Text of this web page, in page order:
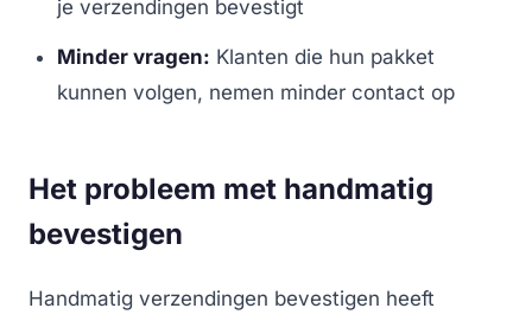
je verzendingen bevestigt
Minder vragen: Klanten die hun pakket
kunnen volgen, nemen minder contact op
Het probleem met handmatig
bevestigen
Handmatig verzendingen bevestigen heeft